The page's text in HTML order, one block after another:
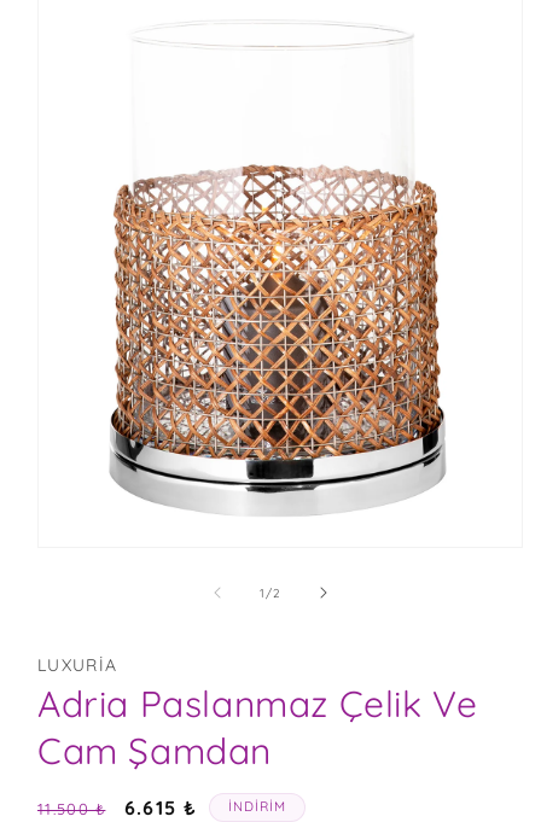
1//2
LUXURIA
Adria Paslanmaz Çelik Ve
Cam Şamdan
Normal
11.500 ₺
İndirimli
6.615 ₺ İNDIRIM